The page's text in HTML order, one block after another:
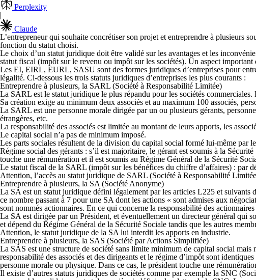
Perplexity
|
Claude
L’entrepreneur qui souhaite concrétiser son projet et entreprendre à plusieurs
fonction du statut choisi.
Le choix d’un statut juridique doit être validé sur les avantages et les
statut fiscal (impôt sur le revenu ou impôt sur les sociétés). Un aspect
Les EI, EIRL, EURL, SASU sont des formes juridiques d’entreprises pour
légalité. Ci-dessous les trois statuts juridiques d’entreprises les plus courants :
Entreprendre à plusieurs, la SARL (Société à Responsabilité Limitée)
La SARL est le statut juridique le plus répandu pour les sociétés
Sa création exige au minimum deux associés et au maximum 100 associés,
La SARL est une personne morale dirigée par un ou plusieurs gérants,
étrangères, etc.
La responsabilité des associés est limitée au montant de leurs apports, les
Le capital social n’a pas de minimum imposé.
Les parts sociales résultent de la division du capital social formé lui-même par
Régime social des gérants : s’il est majoritaire, le gérant est soumis à la
touche une rémunération et il est soumis au Régime Général de la Sécurité
Le statut fiscal de la SARL (impôt sur les bénéfices du chiffre d’affaires) : par
Attention, l’accès au statut juridique de SARL (Société à Responsabilité
Entreprendre à plusieurs, la SA (Société Anonyme)
La SA est un statut juridique défini légalement par les articles L225 et
ce nombre passant à 7 pour une SA dont les actions « sont admises aux
sont nommés actionnaires. En ce qui concerne la responsabilité des
La SA est dirigée par un Président, et éventuellement un directeur général qui
et dépend du Régime Général de la Sécurité Sociale tandis que les autres
Attention, le statut juridique de la SA lui interdit les apports en industrie.
Entreprendre à plusieurs, la SAS (Société par Actions Simplifiée)
La SAS est une structure de société sans limite minimum de capital social
responsabilité des associés et des dirigeants et le régime d’impôt sont
personne morale ou physique. Dans ce cas, le président touche une
Il existe d’autres statuts juridiques de sociétés comme par exemple la SNC